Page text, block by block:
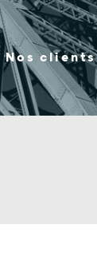
Nos clients